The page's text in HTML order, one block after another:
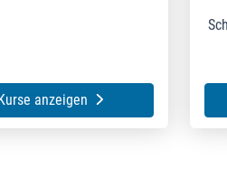
anzeigen